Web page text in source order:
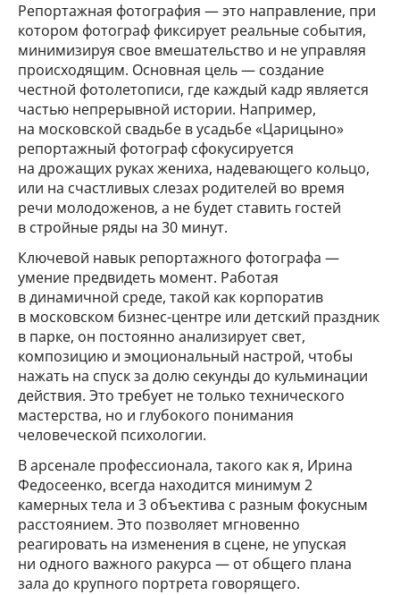
Репортажная фотография — это направление, при
котором фотограф фиксирует реальные события,
минимизируя свое вмешательство и не управляя
происходящим. Основная цель — создание
честной фотолетописи, где каждый кадр является
частью непрерывной истории. Например,
на московской свадьбе в усадьбе «Царицыно»
репортажный фотограф сфокусируется
на дрожащих руках жениха, надевающего кольцо,
или на счастливых слезах родителей во время
речи молодоженов, а не будет ставить гостей
в стройные ряды на 30 минут.
Ключевой навык репортажного фотографа —
умение предвидеть момент. Работая
в динамичной среде, такой как корпоратив
в московском бизнес-центре или детский праздник
в парке, он постоянно анализирует свет,
композицию и эмоциональный настрой, чтобы
нажать на спуск за долю секунды до кульминации
действия. Это требует не только технического
мастерства, но и глубокого понимания
человеческой психологии.
В арсенале профессионала, такого как я, Ирина
Федосеенко, всегда находится минимум 2
камерных тела и 3 объектива с разным фокусным
расстоянием. Это позволяет мгновенно
реагировать на изменения в сцене, не упуская
ни одного важного ракурса — от общего плана
зала до крупного портрета говорящего.